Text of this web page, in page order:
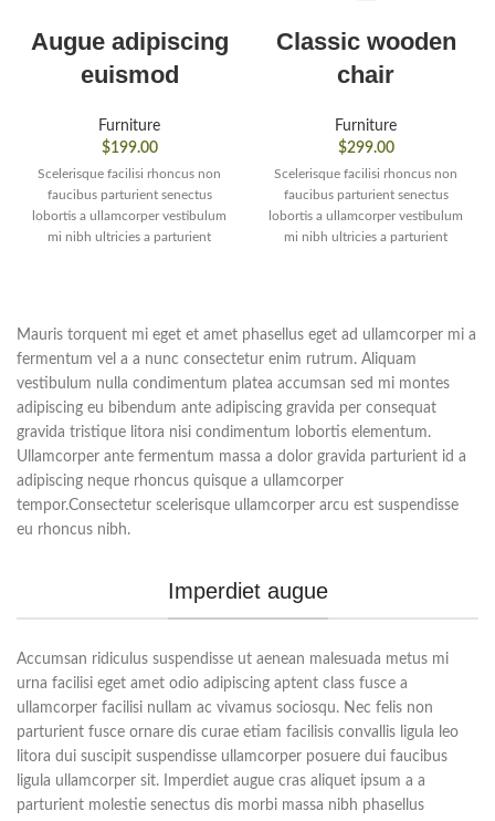
Augue adipiscing
euismod
Furniture
$199.00
Scelerisque facilisi rhoncus non
faucibus parturient senectus
lobortis a ullamcorper vestibulum
mi nibh ultricies a parturient
Classic wooden
chair
Furniture
$299.00
Scelerisque facilisi rhoncus non
faucibus parturient senectus
lobortis a ullamcorper vestibulum
mi nibh ultricies a parturient
Mauris torquent mi eget et amet phasellus eget ad ullamcorper mi a
fermentum vel a a nunc consectetur enim rutrum. Aliquam
vestibulum nulla condimentum platea accumsan sed mi montes
adipiscing eu bibendum ante adipiscing gravida per consequat
gravida tristique litora nisi condimentum lobortis elementum.
Ullamcorper ante fermentum massa a dolor gravida parturient id a
adipiscing neque rhoncus quisque a ullamcorper
tempor.Consectetur scelerisque ullamcorper arcu est suspendisse
eu rhoncus nibh.
Imperdiet augue
Accumsan ridiculus suspendisse ut aenean malesuada metus mi
urna facilisi eget amet odio adipiscing aptent class fusce a
ullamcorper facilisi nullam ac vivamus sociosqu. Nec felis non
parturient fusce ornare dis curae etiam facilisis convallis ligula leo
litora dui suscipit suspendisse ullamcorper posuere dui faucibus
ligula ullamcorper sit. Imperdiet augue cras aliquet ipsum a a
parturient molestie senectus dis morbi massa nibh phasellus